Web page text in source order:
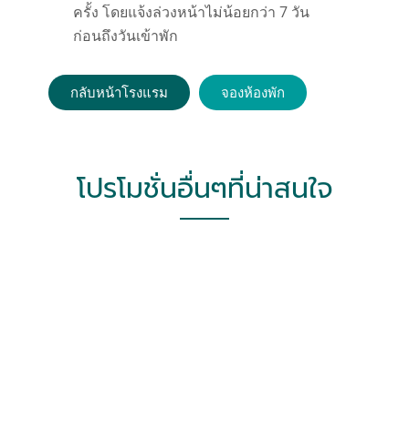
ครั้ง โดยแจ้งล่วงหน้าไม่น้อยกว่า 7 วัน
ก่อนถึงวันเข้าพัก
กลับหน้าโรงแรม จองห้องพัก
โปรโมชั่นอื่นๆที่น่าสนใจ